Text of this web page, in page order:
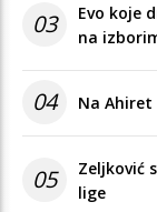
03
Evo koje
na
04 Na Ahiret
05
Zeljković
lige